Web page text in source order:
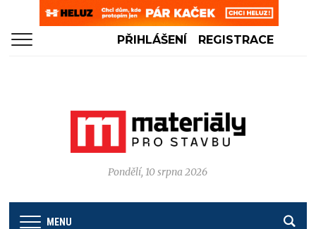
PŘIHLÁŠENÍ REGISTRACE
Pondělí, 10 srpna 2026
MENU